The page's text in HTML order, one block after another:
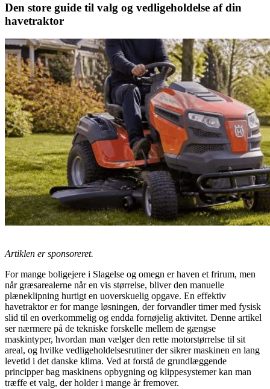
Den store guide til valg og vedligeholdelse af din
havetraktor
Artiklen er sponsoreret.
For mange boligejere i Slagelse og omegn er haven et frirum, men
når græsarealerne når en vis størrelse, bliver den manuelle
plæneklipning hurtigt en uoverskuelig opgave. En effektiv
havetraktor er for mange løsningen, der forvandler timer med fysisk
slid til en overkommelig og endda fornøjelig aktivitet. Denne artikel
ser nærmere på de tekniske forskelle mellem de gængse
maskintyper, hvordan man vælger den rette motorstørrelse til sit
areal, og hvilke vedligeholdelsesrutiner der sikrer maskinen en lang
levetid i det danske klima. Ved at forstå de grundlæggende
principper bag maskinens opbygning og klippesystemer kan man
træffe et valg, der holder i mange år fremover.